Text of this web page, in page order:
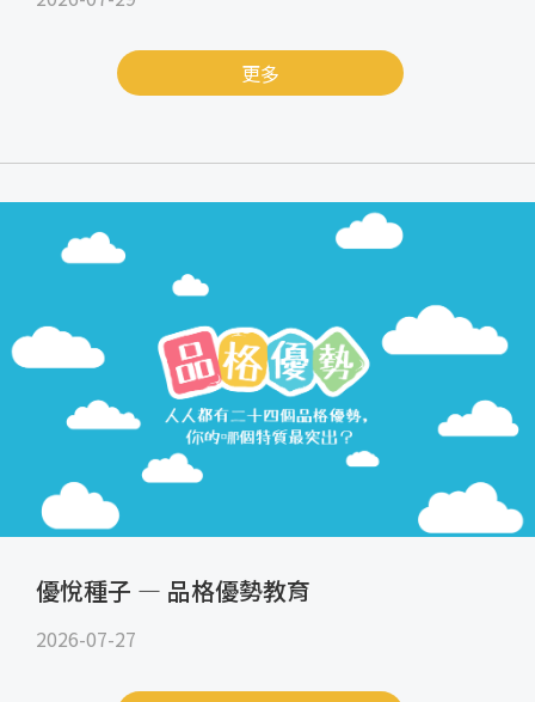
更多
優悅種子 — 品格優勢教育
2026-07-27